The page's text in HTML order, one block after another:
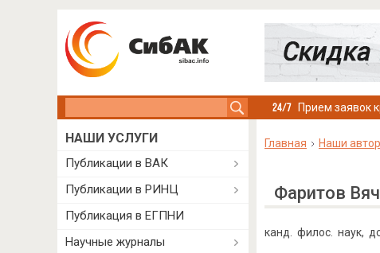
Прием заявок
Главная Наши
Фаритов
канд. филос. наук,
НАШИ УСЛУГИ
Публикации в ВАК
Публикации в РИНЦ
Публикация в ЕГПНИ
Научные журналы